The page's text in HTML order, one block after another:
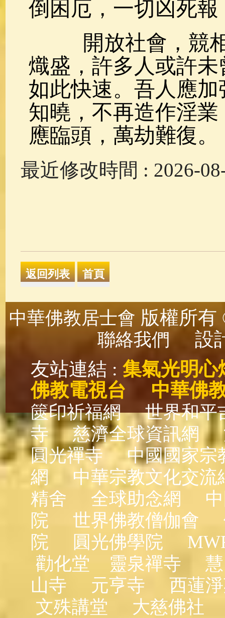
倒困厄，一切凶死
開放社會，競相
熾盛，許多人或許
如此快速。吾人應
知曉，不再造作淫
應臨頭，萬劫難復。
最近修改時間 : 2026-
中華佛教居士會 版權所
聯絡我們設
友站連結 : 集氣光明心
佛教電視台
中華佛
篋印祈福網
世界和平
寺
慈濟全球資訊網
圓光禪寺
中國國家宗
網
中華宗教文化交流
精舍
全球助念網
院
世界佛教僧伽會
院
圓光佛學院
勸化堂
靈泉禪寺
山寺
元亨寺
西蓮
文殊講堂
大慈佛社